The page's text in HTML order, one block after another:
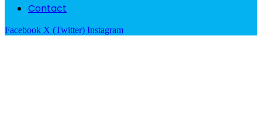
Contact
Facebook X (Twitter) Instagram